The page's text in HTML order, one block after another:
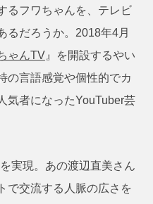
るフワちゃんを、テレビ
るだろうか。2018年4月
ゃんTV』を開設するやい
の言語感覚や個性的でカ
気者になったYouTuber芸
実現。あの渡辺直美さん
で交流する人脈の広さを